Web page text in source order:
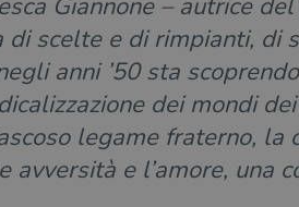
Giannone – autrice
scelte e di rimpianti, di
anni ’50 sta
dei mondi
legame fraterno,
e l’amore, una